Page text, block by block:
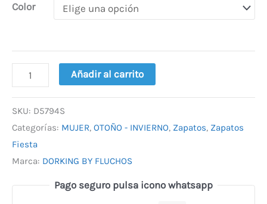
Color
Añadir al carrito
SKU: D5794S
Categorías: MUJER, OTOÑO - INVIERNO, Zapatos, Zapatos
Fiesta
Marca: DORKING BY FLUCHOS
Pago seguro pulsa icono whatsapp